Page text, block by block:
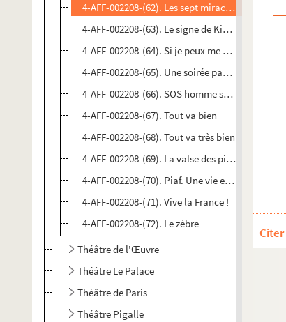
4-AFF-002208-(62). Les sept miracle de Jésus
4-AFF-002208-(63). Le signe de Kikota
4-AFF-002208-(64). Si je peux me permettre !
4-AFF-002208-(65). Une soirée pas comme les
4-AFF-002208-(66). SOS homme seul
4-AFF-002208-(67). Tout va bien
4-AFF-002208-(68). Tout va très bien
4-AFF-002208-(69). La valse des pingouins
4-AFF-002208-(70). Piaf. Une vie en rose et noir
4-AFF-002208-(71). Vive la France !
4-AFF-002208-(72). Le zèbre
Théâtre de l'Œuvre
Théâtre Le Palace
Théâtre de Paris
Théâtre Pigalle